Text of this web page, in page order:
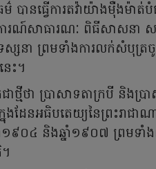
ម៌ បានធ្វើការតវ៉ាយ៉ាងម៉ឺងម៉
តិការណ៍សាធារណៈ ពិធីសាសនា
នា ព្រមទាំងការលក់សំបុត្រ
ះ។
ថ្មីថា ប្រាសាទតាក្របី និងប្រ
នុងដែនអធិបតេយ្យនៃព្រះរាជ
១៩០៤ និងឆ្នាំ១៩០៧ ព្រមទ